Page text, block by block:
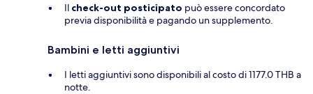
Il check-out posticipato può essere concordato
previa disponibilità e pagando un supplemento.
Bambini e letti aggiuntivi
I letti aggiuntivi sono disponibili al costo di 1177.0 THB a
notte.